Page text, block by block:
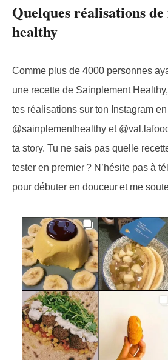
Quelques réalisations de
healthy
Comme plus de 4000 personnes
une recette de Sainplement
tes réalisations sur ton Instagram
@sainplementhealthy et
ta story. Tu ne sais pas quelle
tester en premier ? N’hésite pas à
pour débuter en douceur et me